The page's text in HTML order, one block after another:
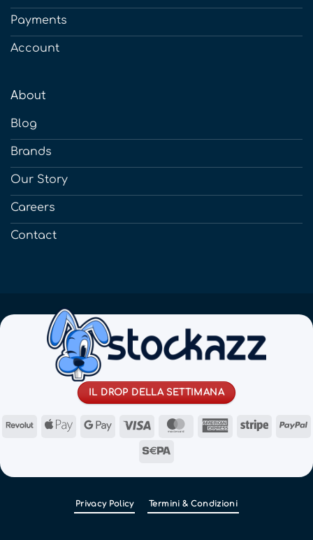
Payments
Account
About
Blog
Brands
Our Story
Careers
Contact
IL DROP DELLA SETTIMANA
RevolutApple GoogleVisa MasterCardAmericanStripe
Sepa
Privacy Policy Termini & Condizioni